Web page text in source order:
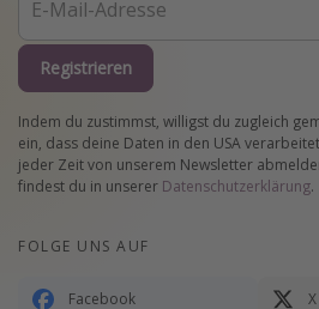
Registrieren
Indem du zustimmst, willigst du zugleich
ein, dass deine Daten in den USA
jeder Zeit von unserem Newsletter
findest du in unserer Datenschutzerklärung.
FOLGE UNS AUF
Facebook X